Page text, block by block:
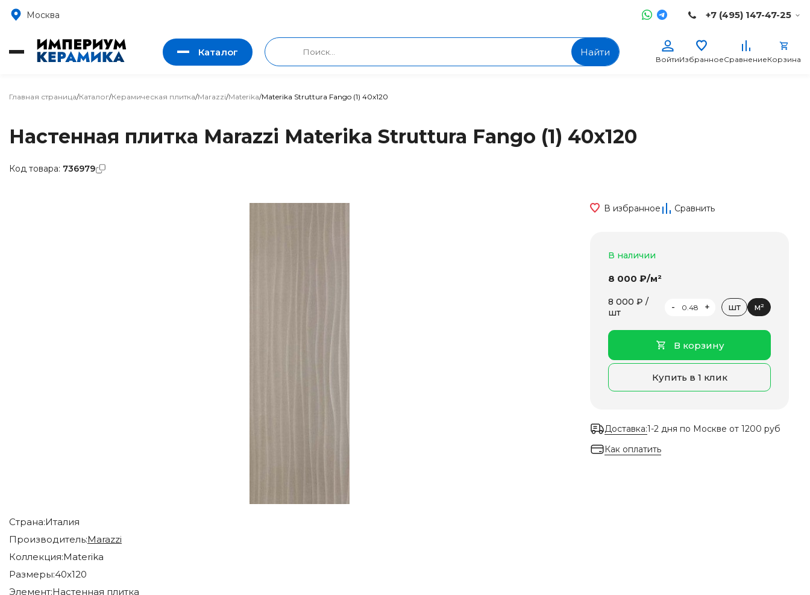
Москва +7 (495) 147-47-25
Каталог Найти
ВойтиИзбранноеСравнениеКорзина
Главная страница/Каталог/Керамическая плитка/Marazzi/Materika/Materika Struttura Fango (1) 40x120
Настенная плитка Marazzi Materika Struttura Fango (1) 40x120
Страна:Италия
Производитель:Marazzi
Коллекция:Materika
Размеры:40x120
Элемент:Настенная плитка
В избранное Сравнить
В наличии
8 000 ₽/м²
8 000 ₽ /
шт
- + шт м²
В корзину
Купить в 1 клик
Доставка:1-2 дня по Москве от 1200 руб
Как оплатить
Код товара: 736979